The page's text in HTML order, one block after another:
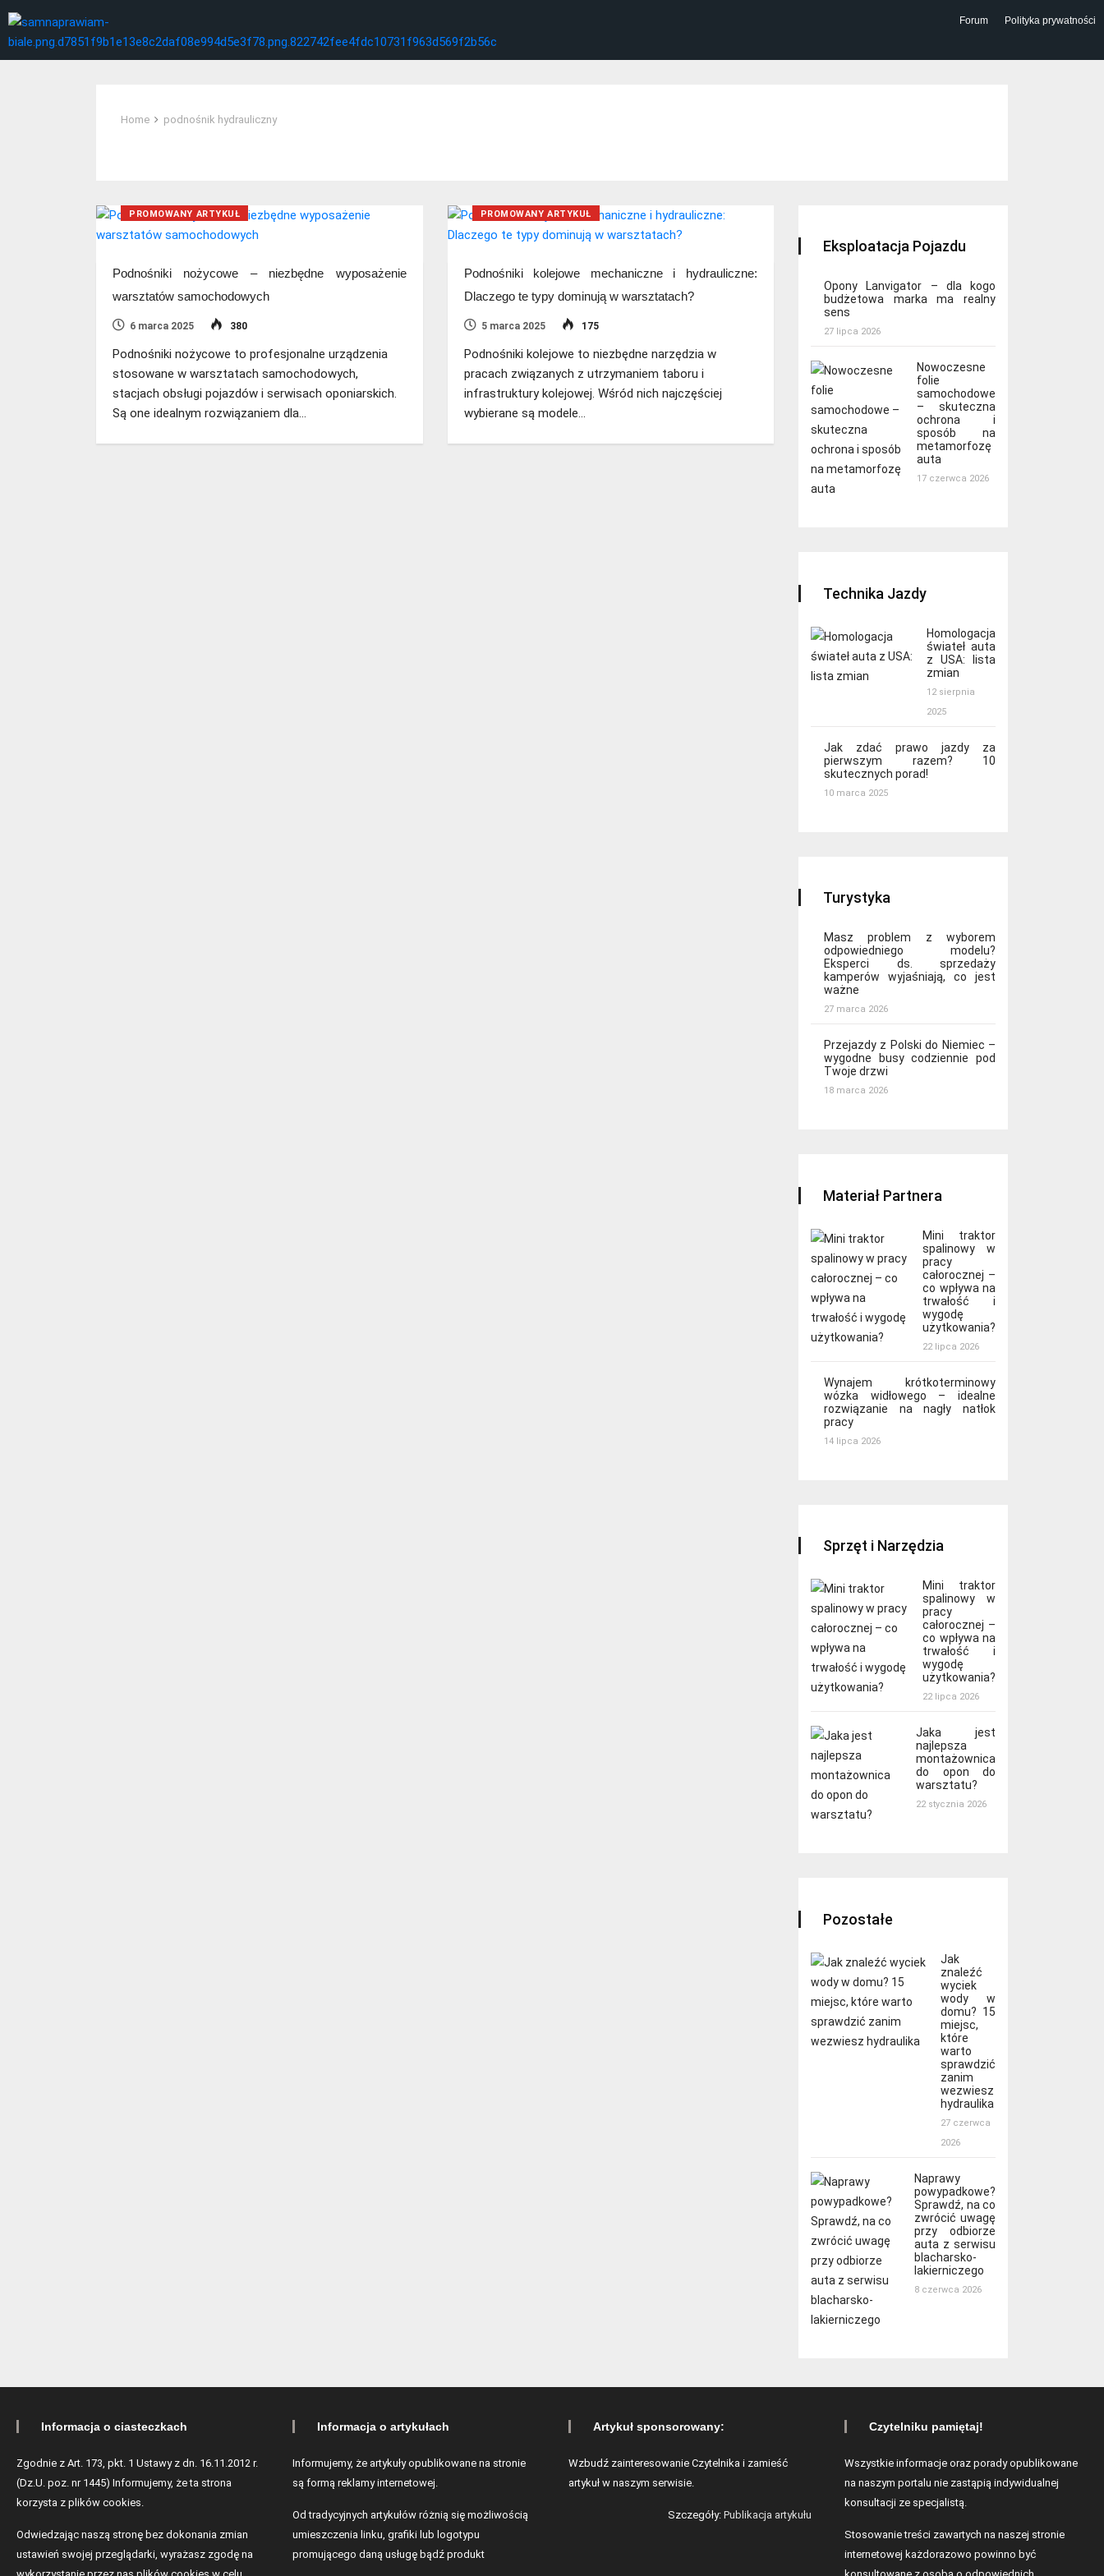
Forum Polityka prywatności
Home podnośnik hydrauliczny
PROMOWANY ARTYKUŁ
Podnośniki nożycowe – niezbędne wyposażenie
warsztatów samochodowych
6 marca 2025 380
Podnośniki nożycowe to profesjonalne urządzenia
stosowane w warsztatach samochodowych,
stacjach obsługi pojazdów i serwisach oponiarskich.
Są one idealnym rozwiązaniem dla…
PROMOWANY ARTYKUŁ
Podnośniki kolejowe mechaniczne i hydrauliczne:
Dlaczego te typy dominują w warsztatach?
5 marca 2025 175
Podnośniki kolejowe to niezbędne narzędzia w
pracach związanych z utrzymaniem taboru i
infrastruktury kolejowej. Wśród nich najczęściej
wybierane są modele…
Eksploatacja Pojazdu
Opony Lanvigator – dla kogo
budżetowa marka ma realny
sens
27 lipca 2026
Nowoczesne
folie
samochodowe
– skuteczna
ochrona i
sposób na
metamorfozę
auta
17 czerwca 2026
Technika Jazdy
Homologacja
świateł auta
z USA: lista
zmian
12 sierpnia
2025
Jak zdać prawo jazdy za
pierwszym razem? 10
skutecznych porad!
10 marca 2025
Turystyka
Masz problem z wyborem
odpowiedniego modelu?
Eksperci ds. sprzedaży
kamperów wyjaśniają, co jest
ważne
27 marca 2026
Przejazdy z Polski do Niemiec –
wygodne busy codziennie pod
Twoje drzwi
18 marca 2026
Materiał Partnera
Mini traktor
spalinowy w
pracy
całorocznej –
co wpływa na
trwałość i
wygodę
użytkowania?
22 lipca 2026
Wynajem krótkoterminowy
wózka widłowego – idealne
rozwiązanie na nagły natłok
pracy
14 lipca 2026
Sprzęt i Narzędzia
Mini traktor
spalinowy w
pracy
całorocznej –
co wpływa na
trwałość i
wygodę
użytkowania?
22 lipca 2026
Jaka jest
najlepsza
montażownica
do opon do
warsztatu?
22 stycznia 2026
Pozostałe
Jak
znaleźć
wyciek
wody w
domu? 15
miejsc,
które
warto
sprawdzić
zanim
wezwiesz
hydraulika
27 czerwca
2026
Naprawy
powypadkowe?
Sprawdź, na co
zwrócić uwagę
przy odbiorze
auta z serwisu
blacharsko-
lakierniczego
8 czerwca 2026
Informacja o ciasteczkach
Zgodnie z Art. 173, pkt. 1 Ustawy z dn. 16.11.2012 r.
(Dz.U. poz. nr 1445) Informujemy, że ta strona
korzysta z plików cookies.
Odwiedzając naszą stronę bez dokonania zmian
ustawień swojej przeglądarki, wyrażasz zgodę na
Informacja o artykułach
Informujemy, że artykuły opublikowane na stronie
są formą reklamy internetowej.
Od tradycyjnych artykułów różnią się możliwością
umieszczenia linku, grafiki lub logotypu
promującego daną usługę bądź produkt
Artykuł sponsorowany:
Wzbudź zainteresowanie Czytelnika i zamieść
artykuł w naszym serwisie.
Szczegóły: Publikacja artykułu
Czytelniku pamiętaj!
Wszystkie informacje oraz porady opublikowane
na naszym portalu nie zastąpią indywidualnej
konsultacji ze specjalistą.
Stosowanie treści zawartych na naszej stronie
internetowej każdorazowo powinno być